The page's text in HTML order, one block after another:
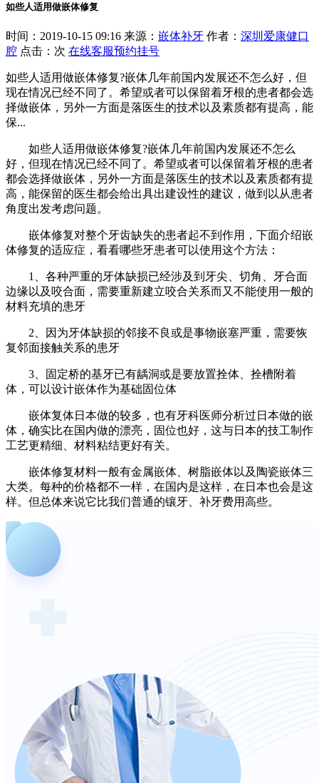
如些人适用做嵌体修复
时间：2019-10-15 09:16 来源： 嵌体补牙 作者： 深圳爱康健口
腔 点击： 次 在线客服预约挂号
如些人适用做嵌体修复?嵌体几年前国内发展还不怎么好，但
现在情况已经不同了。希望或者可以保留着牙根的患者都会选
择做嵌体，另外一方面是落医生的技术以及素质都有提高，能
保...
如些人适用做嵌体修复?嵌体几年前国内发展还不怎么
好，但现在情况已经不同了。希望或者可以保留着牙根的患者
都会选择做嵌体，另外一方面是落医生的技术以及素质都有提
高，能保留的医生都会给出具出建设性的建议，做到以从患者
角度出发考虑问题。
嵌体修复对整个牙齿缺失的患者起不到作用，下面介绍嵌
体修复的适应症，看看哪些牙患者可以使用这个方法：
1、各种严重的牙体缺损已经涉及到牙尖、切角、牙合面
边缘以及咬合面，需要重新建立咬合关系而又不能使用一般的
材料充填的患牙
2、因为牙体缺损的邻接不良或是事物嵌塞严重，需要恢
复邻面接触关系的患牙
3、固定桥的基牙已有龋洞或是要放置拴体、拴槽附着
体，可以设计嵌体作为基础固位体
嵌体复体日本做的较多，也有牙科医师分析过日本做的嵌
体，确实比在国内做的漂亮，固位也好，这与日本的技工制作
工艺更精细、材料粘结更好有关。
嵌体修复材料一般有金属嵌体、树脂嵌体以及陶瓷嵌体三
大类。每种的价格都不一样，在国内是这样，在日本也会是这
样。但总体来说它比我们普通的镶牙、补牙费用高些。